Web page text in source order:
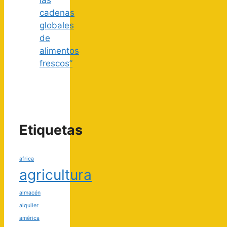
cadenas
globales
de
alimentos
frescos”
Etiquetas
africa
agricultura
almacén
alquiler
américa